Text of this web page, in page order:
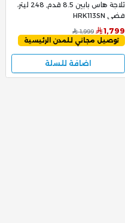
ثلاجة هاس بابين 8.5 قدم, 248 ليتر،
فضي HRK113SN
1,799
1,999
توصيل مجاني للمدن الرئيسية
اضافة للسلة